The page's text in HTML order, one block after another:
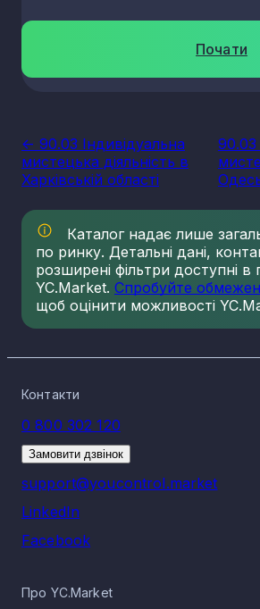
Почати
<- 90.03 Індивідуальна
мистецька діяльність в
Харківській області
90.03
Каталог надає лише
по ринку. Детальні дані,
розширені фільтри доступні в
YC.Market. Спробуйте
щоб оцінити можливості
Контакти
0 800 302 120
Замовити дзвінок
support@youcontrol.market
LinkedIn
Facebook
Про YC.Market